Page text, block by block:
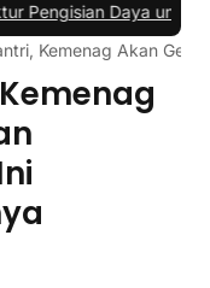
Daya untuk Mobil
Kemenag Akan